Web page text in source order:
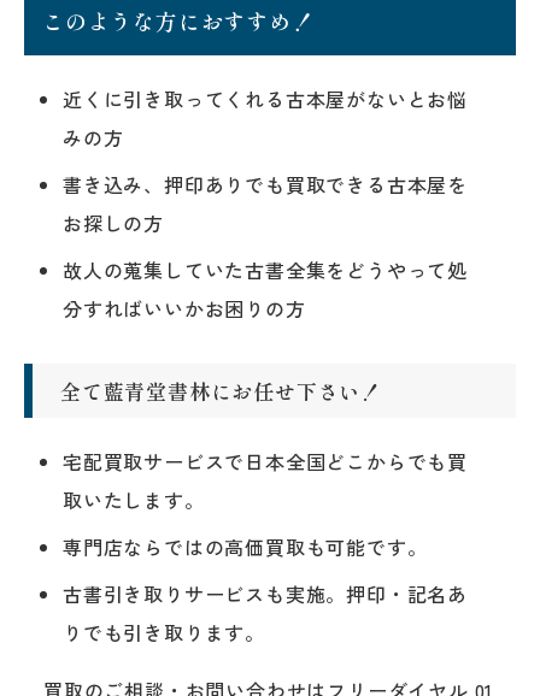
このような方におすすめ！
近くに引き取ってくれる古本屋がないとお悩
みの方
書き込み、押印ありでも買取できる古本屋を
お探しの方
故人の蒐集していた古書全集をどうやって処
分すればいいかお困りの方
全て藍青堂書林にお任せ下さい！
宅配買取サービスで日本全国どこからでも買
取いたします。
専門店ならではの高価買取も可能です。
古書引き取りサービスも実施。押印・記名あ
りでも引き取ります。
買取のご相談・お問い合わせはフリーダイヤル 01